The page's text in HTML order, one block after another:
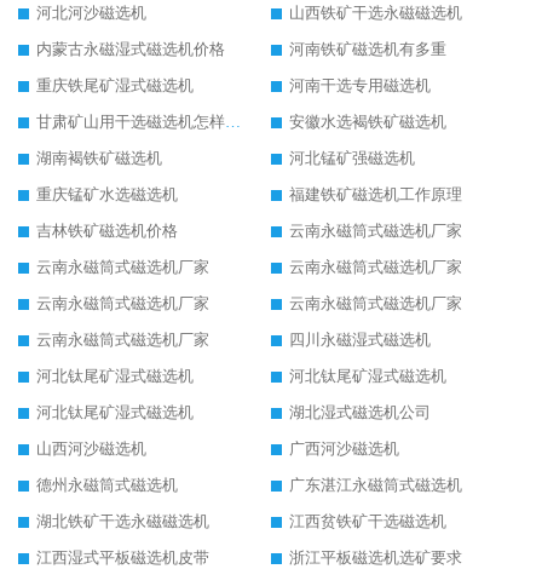
河北河沙磁选机
山西铁矿干选永磁磁选机
内蒙古永磁湿式磁选机价格
河南铁矿磁选机有多重
重庆铁尾矿湿式磁选机
河南干选专用磁选机
甘肃矿山用干选磁选机怎样调磁
安徽水选褐铁矿磁选机
湖南褐铁矿磁选机
河北锰矿强磁选机
重庆锰矿水选磁选机
福建铁矿磁选机工作原理
吉林铁矿磁选机价格
云南永磁筒式磁选机厂家
云南永磁筒式磁选机厂家
云南永磁筒式磁选机厂家
云南永磁筒式磁选机厂家
云南永磁筒式磁选机厂家
云南永磁筒式磁选机厂家
四川永磁湿式磁选机
河北钛尾矿湿式磁选机
河北钛尾矿湿式磁选机
河北钛尾矿湿式磁选机
湖北湿式磁选机公司
山西河沙磁选机
广西河沙磁选机
德州永磁筒式磁选机
广东湛江永磁筒式磁选机
湖北铁矿干选永磁磁选机
江西贫铁矿干选磁选机
江西湿式平板磁选机皮带
浙江平板磁选机选矿要求